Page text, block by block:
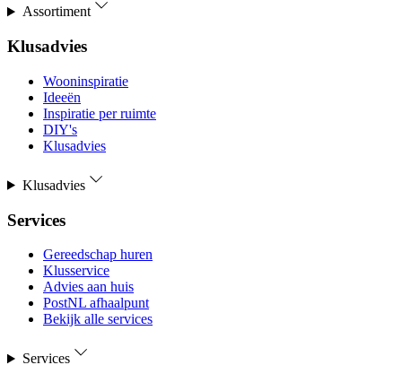
Assortiment
Klusadvies
Wooninspiratie
Ideeën
Inspiratie per ruimte
DIY's
Klusadvies
Klusadvies
Services
Gereedschap huren
Klusservice
Advies aan huis
PostNL afhaalpunt
Bekijk alle services
Services